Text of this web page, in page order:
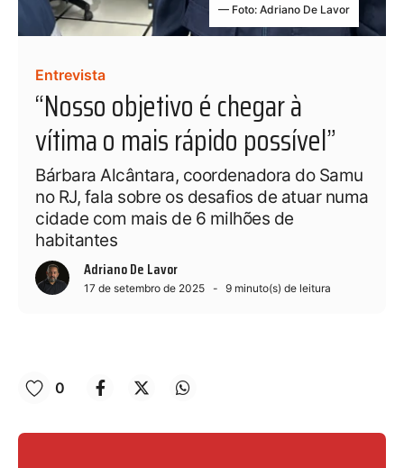
— Foto: Adriano De Lavor
Entrevista
“Nosso objetivo é chegar à
vítima o mais rápido possível”
Bárbara Alcântara, coordenadora do Samu
no RJ, fala sobre os desafios de atuar numa
cidade com mais de 6 milhões de
habitantes
Adriano De Lavor
17 de setembro de 2025 9 minuto(s) de leitura
0